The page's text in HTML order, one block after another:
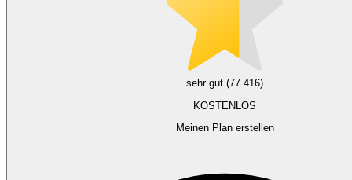
sehr gut (77.416)
KOSTENLOS
Meinen Plan erstellen